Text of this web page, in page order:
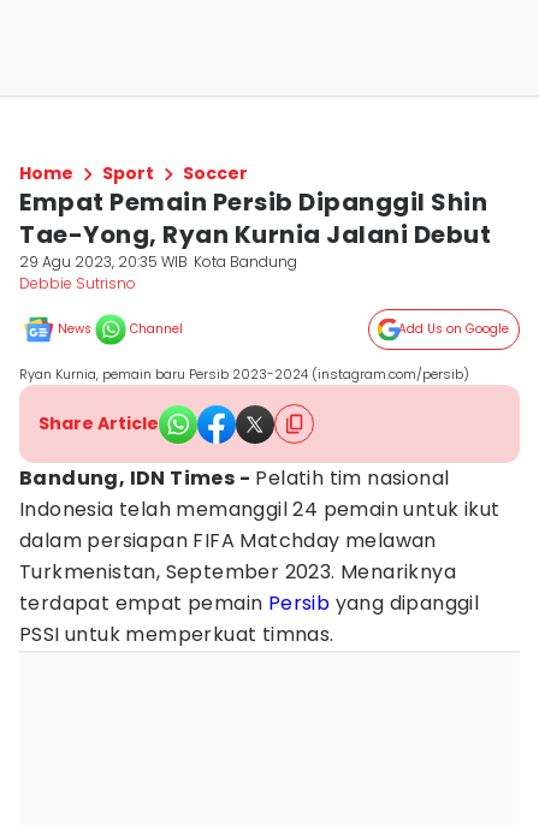
Home Sport Soccer
Empat Pemain Persib Dipanggil Shin
Tae-Yong, Ryan Kurnia Jalani Debut
29 Agu 2023, 20:35 WIB Kota Bandung
Debbie Sutrisno
News Channel Add Us on Google
Ryan Kurnia, pemain baru Persib 2023-2024 (instagram.com/persib)
Share Article
Bandung, IDN Times - Pelatih tim nasional
Indonesia telah memanggil 24 pemain untuk ikut
dalam persiapan FIFA Matchday melawan
Turkmenistan, September 2023. Menariknya
terdapat empat pemain Persib yang dipanggil
PSSI untuk memperkuat timnas.